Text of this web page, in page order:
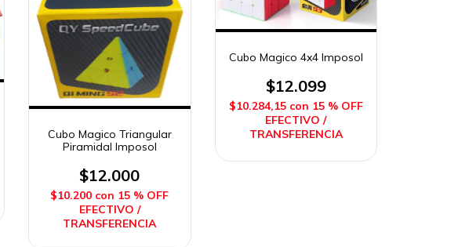
Cubo Magico Triangular
Piramidal Imposol
$12.000
$10.200 con 15 % OFF
EFECTIVO /
TRANSFERENCIA
Cubo Magico 4x4 Imposol
$12.099
$10.284,15 con 15 % OFF
EFECTIVO /
TRANSFERENCIA